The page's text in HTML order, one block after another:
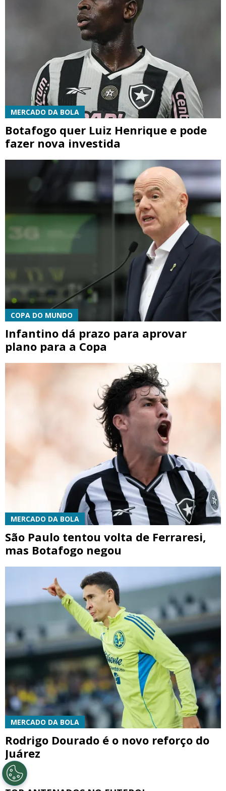
MERCADO DA BOLA
Botafogo quer Luiz Henrique e pode
fazer nova investida
COPA DO MUNDO
Infantino dá prazo para aprovar
plano para a Copa
MERCADO DA BOLA
São Paulo tentou volta de Ferraresi,
mas Botafogo negou
MERCADO DA BOLA
Rodrigo Dourado é o novo reforço do
Juárez